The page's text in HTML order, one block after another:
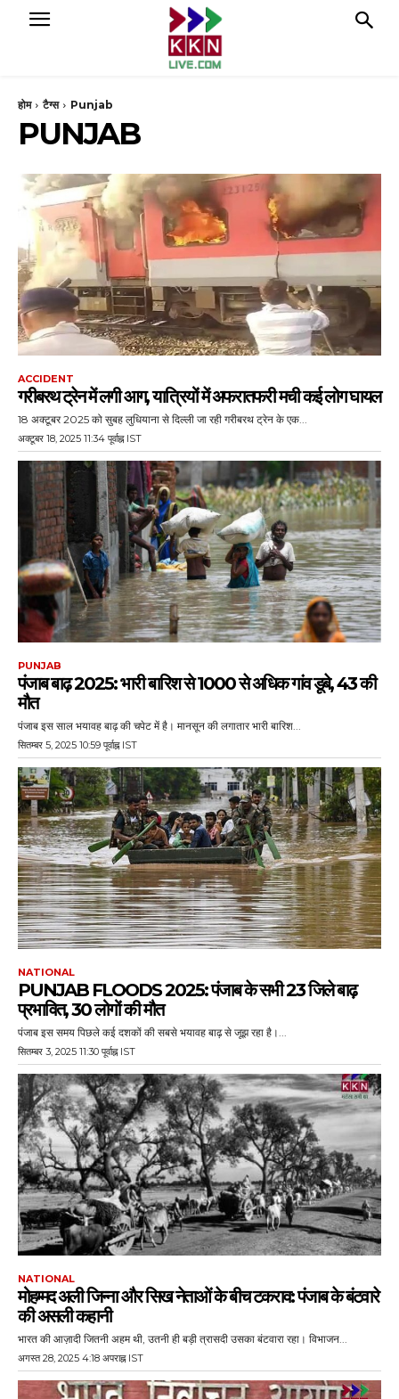
होम टैग्स Punjab
PUNJAB
ACCIDENT
गरीबरथ ट्रेन में लगी आग, यात्रियों में अफरातफरी मची कई लोग घायल
18 अक्टूबर 2025 को सुबह लुधियाना से दिल्ली जा रही गरीबरथ ट्रेन के एक...
अक्टूबर 18, 2025 11:34 पूर्वाह्न IST
PUNJAB
पंजाब बाढ़ 2025: भारी बारिश से 1000 से अधिक गांव डूबे, 43 की
मौत
पंजाब इस साल भयावह बाढ़ की चपेट में है। मानसून की लगातार भारी बारिश...
सितम्बर 5, 2025 10:59 पूर्वाह्न IST
NATIONAL
PUNJAB FLOODS 2025: पंजाब के सभी 23 जिले बाढ़
प्रभावित, 30 लोगों की मौत
पंजाब इस समय पिछले कई दशकों की सबसे भयावह बाढ़ से जूझ रहा है।...
सितम्बर 3, 2025 11:30 पूर्वाह्न IST
NATIONAL
मोहम्मद अली जिन्ना और सिख नेताओं के बीच टकराव: पंजाब के बंटवारे
की असली कहानी
भारत की आज़ादी जितनी अहम थी, उतनी ही बड़ी त्रासदी उसका बंटवारा रहा। विभाजन...
अगस्त 28, 2025 4:18 अपराह्न IST